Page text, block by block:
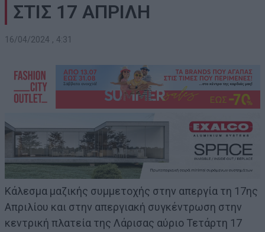
ΣΤΙΣ 17 ΑΠΡΙΛΗ
16/04/2024 , 4:31
Κάλεσμα μαζικής συμμετοχής στην απεργία τη 17ης
Απριλίου και στην απεργιακή συγκέντρωση στην
κεντρική πλατεία της Λάρισας αύριο Τετάρτη 17